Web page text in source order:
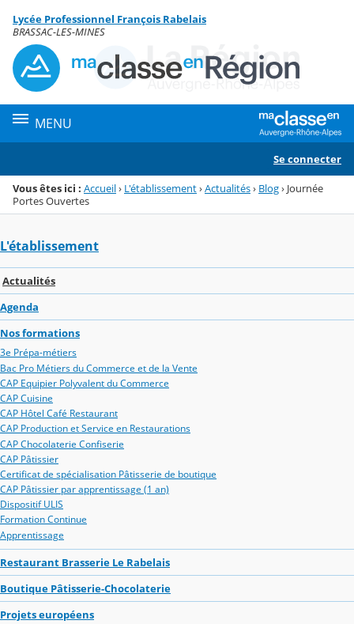
Menu de la rubrique
Contenu
Lycée Professionnel François Rabelais
BRASSAC-LES-MINES
MENU
Se connecter
Vous êtes ici : Accueil› L'établissement›Actualités› Blog› Journée
Portes Ouvertes
L'établissement
Actualités
Agenda
Nos formations
3e Prépa-métiers
Bac Pro Métiers du Commerce et de la Vente
CAP Equipier Polyvalent du Commerce
CAP Cuisine
CAP Hôtel Café Restaurant
CAP Production et Service en Restaurations
CAP Chocolaterie Confiserie
CAP Pâtissier
Certificat de spécialisation Pâtisserie de boutique
CAP Pâtissier par apprentissage (1 an)
Dispositif ULIS
Formation Continue
Apprentissage
Restaurant Brasserie Le Rabelais
Boutique Pâtisserie-Chocolaterie
Projets européens